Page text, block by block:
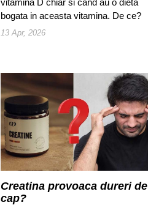
vitamina D chiar si cand au o dieta
bogata in aceasta vitamina. De ce?
13 Apr, 2026
Creatina provoaca dureri de
cap?